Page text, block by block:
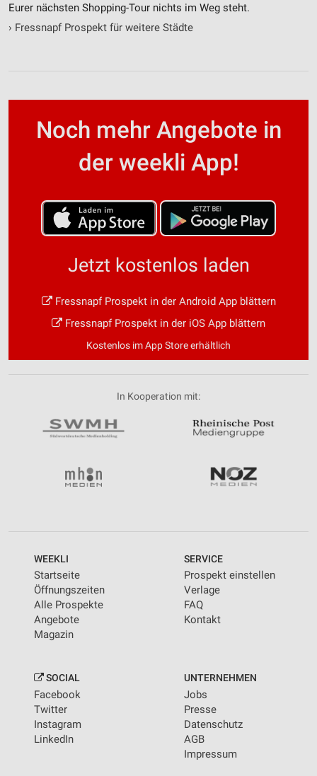
Eurer nächsten Shopping-Tour nichts im Weg steht.
› Fressnapf Prospekt für weitere Städte
Noch mehr Angebote in
der weekli App!
Jetzt kostenlos laden
Fressnapf Prospekt in der Android App blättern
Fressnapf Prospekt in der iOS App blättern
Kostenlos im App Store erhältlich
In Kooperation mit:
WEEKLI
Startseite
Öffnungszeiten
Alle Prospekte
Angebote
Magazin
SERVICE
Prospekt einstellen
Verlage
FAQ
Kontakt
SOCIAL
Facebook
Twitter
Instagram
LinkedIn
UNTERNEHMEN
Jobs
Presse
Datenschutz
AGB
Impressum